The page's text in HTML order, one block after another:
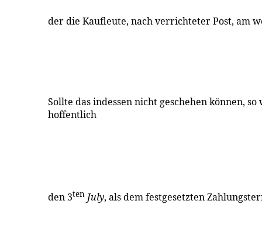
der die Kaufleute, nach verrichteter Post, am
Sollte das indessen nicht geschehen können,
hoffentlich
den 3ten July, als dem festgesetzten